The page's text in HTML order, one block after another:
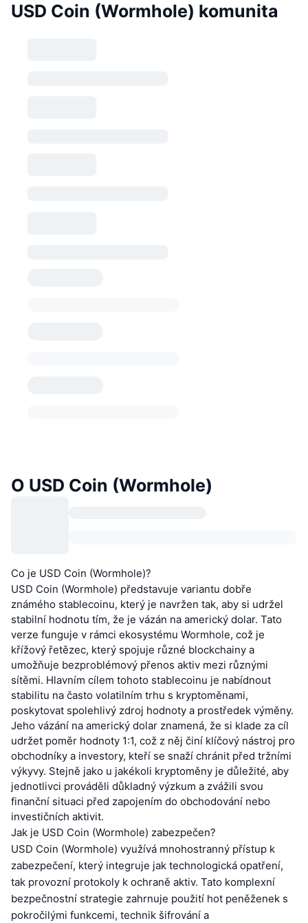
USD Coin (Wormhole) komunita
O USD Coin (Wormhole)
Co je USD Coin (Wormhole)?
USD Coin (Wormhole) představuje variantu dobře
známého stablecoinu, který je navržen tak, aby si udržel
stabilní hodnotu tím, že je vázán na americký dolar. Tato
verze funguje v rámci ekosystému Wormhole, což je
křížový řetězec, který spojuje různé blockchainy a
umožňuje bezproblémový přenos aktiv mezi různými
sítěmi. Hlavním cílem tohoto stablecoinu je nabídnout
stabilitu na často volatilním trhu s kryptoměnami,
poskytovat spolehlivý zdroj hodnoty a prostředek výměny.
Jeho vázání na americký dolar znamená, že si klade za cíl
udržet poměr hodnoty 1:1, což z něj činí klíčový nástroj pro
obchodníky a investory, kteří se snaží chránit před tržními
výkyvy. Stejně jako u jakékoli kryptoměny je důležité, aby
jednotlivci prováděli důkladný výzkum a zvážili svou
finanční situaci před zapojením do obchodování nebo
investičních aktivit.
Jak je USD Coin (Wormhole) zabezpečen?
USD Coin (Wormhole) využívá mnohostranný přístup k
zabezpečení, který integruje jak technologická opatření,
tak provozní protokoly k ochraně aktiv. Tato komplexní
bezpečnostní strategie zahrnuje použití hot peněženek s
pokročilými funkcemi, technik šifrování a